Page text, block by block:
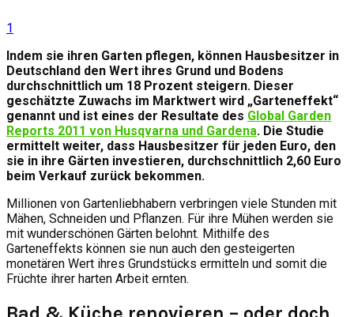
1
Indem sie ihren Garten pflegen, können Hausbesitzer in
Deutschland den Wert ihres Grund und Bodens
durchschnittlich um 18 Prozent steigern. Dieser
geschätzte Zuwachs im Marktwert wird „Garteneffekt“
genannt und ist eines der Resultate des Global Garden
Reports 2011 von Husqvarna und Gardena. Die Studie
ermittelt weiter, dass Hausbesitzer für jeden Euro, den
sie in ihre Gärten investieren, durchschnittlich 2,60 Euro
beim Verkauf zurück bekommen.
Millionen von Gartenliebhabern verbringen viele Stunden mit
Mähen, Schneiden und Pflanzen. Für ihre Mühen werden sie
mit wunderschönen Gärten belohnt. Mithilfe des
Garteneffekts können sie nun auch den gesteigerten
monetären Wert ihres Grundstücks ermitteln und somit die
Früchte ihrer harten Arbeit ernten.